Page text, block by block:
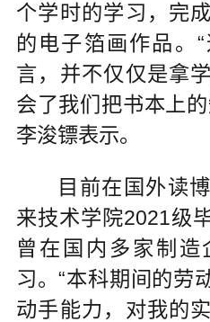
个学时的学习，完
的电子箔画作品。
言，并不仅仅是拿
会了我们把书本上
李浚镖表示。
目前在国外读
来技术学院2021级
曾在国内多家制
习。“本科期间的劳
动手能力，对我的